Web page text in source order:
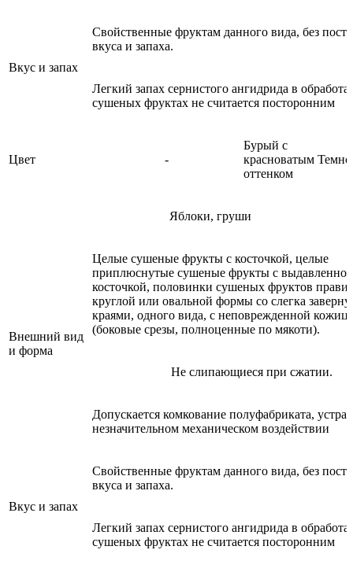
Вкус и запах
Свойственные фруктам данного вида, без
вкуса и запаха.
Легкий запах сернистого ангидрида в
сушеных фруктах не считается посторонним
Цвет -
Бурый с
красноватым
оттенком
Яблоки, груши
Внешний вид
и форма
Целые сушеные фрукты с косточкой, целые
приплюснутые сушеные фрукты с выдавленной
косточкой, половинки сушеных фруктов
круглой или овальной формы со слегка
краями, одного вида, с неповрежденной
(боковые срезы, полноценные по мякоти).
Не слипающиеся при сжатии.
Допускается комкование полуфабриката,
незначительном механическом воздействии
Вкус и запах
Свойственные фруктам данного вида, без
вкуса и запаха.
Легкий запах сернистого ангидрида в
сушеных фруктах не считается посторонним